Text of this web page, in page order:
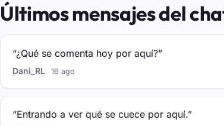
Últimos mensajes del
“¿Qué se comenta hoy por aquí?”
Dani_RL 16 ago
“Entrando a ver qué se cuece por aquí.”